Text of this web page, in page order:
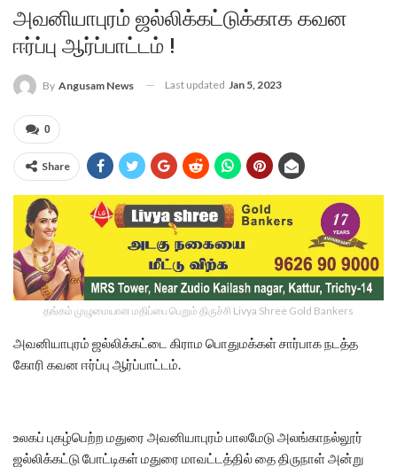
அவனியாபுரம் ஜல்லிக்கட்டுக்காக கவன
ஈர்ப்பு ஆர்ப்பாட்டம் !
By Angusam News Last updated Jan 5, 2023
0
Share
தங்கம் முழுமையான மதிப்பை பெறும் திருச்சி Livya Shree Gold Bankers
அவனியாபுரம் ஜல்லிக்கட்டை கிராம பொதுமக்கள் சார்பாக நடத்த
கோரி கவன ஈர்ப்பு ஆர்ப்பாட்டம்.
உலகப் புகழ்பெற்ற மதுரை அவனியாபுரம் பாலமேடு அலங்காநல்லூர்
ஜல்லிக்கட்டு போட்டிகள் மதுரை மாவட்டத்தில் தை திருநாள் அன்று